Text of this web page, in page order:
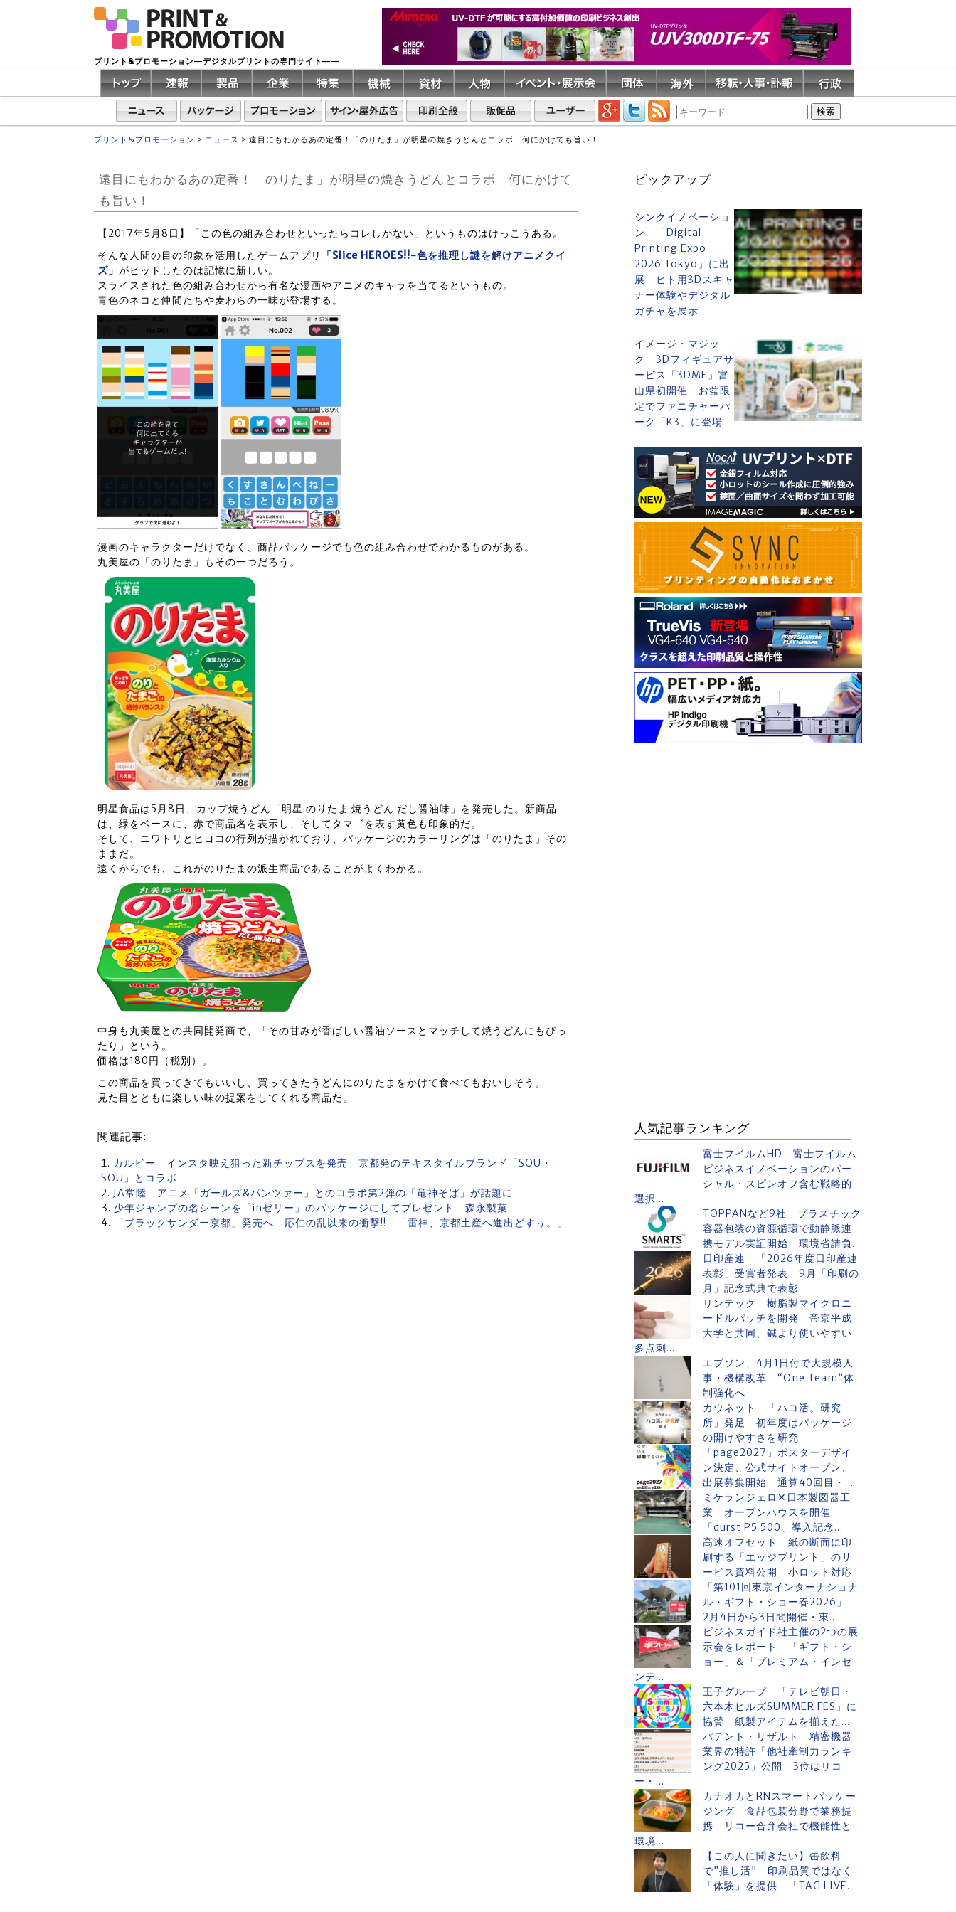
プリント&プロモーション―デジタルプリントの専門サイト――
プリント&プロモーション > ニュース > 遠目にもわかるあの定番！「のりたま」が明星の焼きうどんとコラボ 何にかけても旨い！
遠目にもわかるあの定番！「のりたま」が明星の焼きうどんとコラボ 何にかけて
も旨い！
【2017年5月8日】「この色の組み合わせといったらコレしかない」というものはけっこうある。
そんな人間の目の印象を活用したゲームアプリ
「Slice HEROES!!-色を推理し謎を解けアニメクイ
ズ」 がヒットしたのは記憶に新しい。
スライスされた色の組み合わせから有名な漫画やアニメのキャラを当てるというもの。
青色のネコと仲間たちや麦わらの一味が登場する。
漫画のキャラクターだけでなく、商品パッケージでも色の組み合わせでわかるものがある。
丸美屋の「のりたま」もその一つだろう。
明星食品は5月8日、カップ焼うどん「明星 のりたま 焼うどん だし醤油味」を発売した。新商品
は、緑をベースに、赤で商品名を表示し、そしてタマゴを表す黄色も印象的だ。
そして、ニワトリとヒヨコの行列が描かれており、パッケージのカラーリングは「のりたま」その
ままだ。
遠くからでも、これがのりたまの派生商品であることがよくわかる。
中身も丸美屋との共同開発商で、「その甘みが香ばしい醤油ソースとマッチして焼うどんにもぴっ
たり」という。
価格は180円（税別）。
この商品を買ってきてもいいし、買ってきたうどんにのりたまをかけて食べてもおいしそう。
見た目とともに楽しい味の提案をしてくれる商品だ。
関連記事:
カルビー インスタ映え狙った新チップスを発売 京都発のテキスタイルブランド「SOU・
SOU」とコラボ
JA常陸 アニメ「ガールズ&パンツァー」とのコラボ第2弾の「竜神そば」が話題に
少年ジャンプの名シーンを「inゼリー」のパッケージにしてプレゼント 森永製菓
「ブラックサンダー京都」発売へ 応仁の乱以来の衝撃!! 「雷神、京都土産へ進出どすぅ。」
ピックアップ
シンクイノベーショ
ン 「Digital
Printing Expo
2026 Tokyo」に出
展 ヒト用3Dスキャ
ナー体験やデジタル
ガチャを展示
イメージ・マジッ
ク 3Dフィギュアサ
ービス「3DME」富
山県初開催 お盆限
定でファニチャーパ
ーク「K3」に登場
人気記事ランキング
富士フイルムHD 富士フイルム
ビジネスイノベーションのパー
シャル・スピンオフ含む戦略的
選択...
TOPPANなど9社 プラスチック
容器包装の資源循環で動静脈連
携モデル実証開始 環境省請負...
日印産連 「2026年度日印産連
表彰」受賞者発表 9月「印刷の
月」記念式典で表彰
リンテック 樹脂製マイクロニ
ードルパッチを開発 帝京平成
大学と共同、鍼より使いやすい
多点刺...
エプソン、4月1日付で大規模人
事・機構改革 “One Team”体
制強化へ
カウネット 「ハコ活。研究
所」発足 初年度はパッケージ
の開けやすさを研究
「page2027」ポスターデザイ
ン決定、公式サイトオープン、
出展募集開始 通算40回目・...
ミケランジェロ✕日本製図器工
業 オープンハウスを開催
「durst P5 500」導入記念...
高速オフセット 紙の断面に印
刷する「エッジプリント」のサ
ービス資料公開 小ロット対応
「第101回東京インターナショナ
ル・ギフト・ショー春2026」
2月4日から3日間開催・東...
ビジネスガイド社主催の2つの展
示会をレポート 「ギフト・シ
ョー」＆「プレミアム・インセ
ンテ...
王子グループ 「テレビ朝日・
六本木ヒルズSUMMER FES」に
協賛 紙製アイテムを揃えた...
パテント・リザルト 精密機器
業界の特許「他社牽制力ランキ
ング2025」公開 3位はリコ
ー・...
カナオカとRNスマートパッケー
ジング 食品包装分野で業務提
携 リコー合弁会社で機能性と
環境...
【この人に聞きたい】缶飲料
で”推し活” 印刷品質ではなく
「体験」を提供 「TAG LIVE...